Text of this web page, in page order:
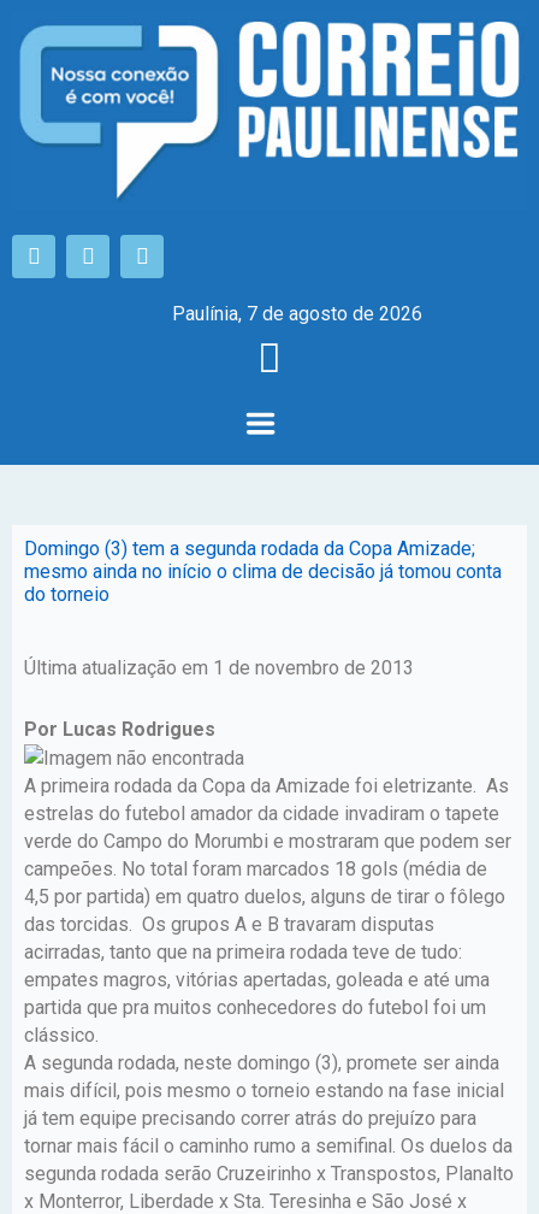
Paulínia, 7 de agosto de 2026
Domingo (3) tem a segunda rodada da Copa Amizade;
mesmo ainda no início o clima de decisão já tomou conta
do torneio
Última atualização em 1 de novembro de 2013
Por Lucas Rodrigues
A primeira rodada da Copa da Amizade foi eletrizante. As
estrelas do futebol amador da cidade invadiram o tapete
verde do Campo do Morumbi e mostraram que podem ser
campeões. No total foram marcados 18 gols (média de
4,5 por partida) em quatro duelos, alguns de tirar o fôlego
das torcidas. Os grupos A e B travaram disputas
acirradas, tanto que na primeira rodada teve de tudo:
empates magros, vitórias apertadas, goleada e até uma
partida que pra muitos conhecedores do futebol foi um
clássico.
A segunda rodada, neste domingo (3), promete ser ainda
mais difícil, pois mesmo o torneio estando na fase inicial
já tem equipe precisando correr atrás do prejuízo para
tornar mais fácil o caminho rumo a semifinal. Os duelos da
segunda rodada serão Cruzeirinho x Transpostos, Planalto
x Monterror, Liberdade x Sta. Teresinha e São José x